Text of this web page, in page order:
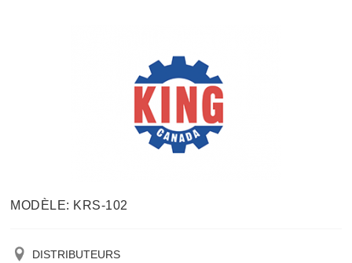
MODÈLE: KRS-102
DISTRIBUTEURS